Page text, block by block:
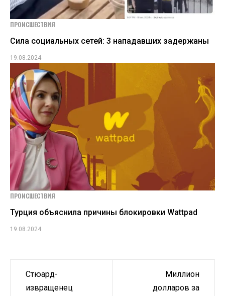
ПРОИСШЕСТВИЯ
Сила социальных сетей: 3 нападавших задержаны
19.08.2024
ПРОИСШЕСТВИЯ
Турция объяснила причины блокировки Wattpad
19.08.2024
Навигация
Стюард-
извращенец
Миллион
долларов за